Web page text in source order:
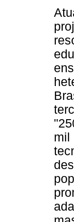
mil